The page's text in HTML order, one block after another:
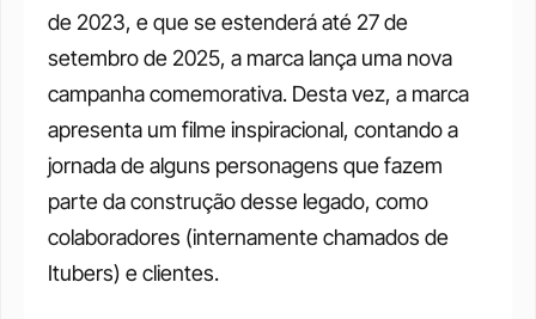
de 2023, e que se estenderá até 27 de
setembro de 2025, a marca lança uma nova
campanha comemorativa. Desta vez, a marca
apresenta um filme inspiracional, contando a
jornada de alguns personagens que fazem
parte da construção desse legado, como
colaboradores (internamente chamados de
Itubers) e clientes.